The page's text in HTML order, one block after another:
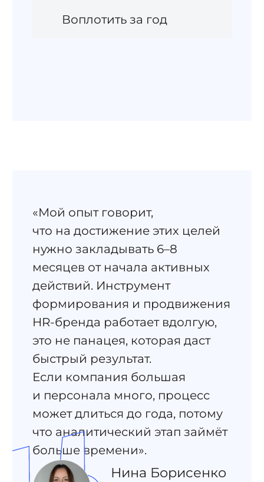
Воплотить за год
«Мой опыт говорит,
что на достижение этих целей
нужно закладывать 6–8
месяцев от начала активных
действий. Инструмент
формирования и продвижения
HR-бренда работает вдолгую,
это не панацея, которая даст
быстрый результат.
Если компания большая
и персонала много, процесс
может длиться до года, потому
что аналитический этап займёт
больше времени».
Нина Борисенко